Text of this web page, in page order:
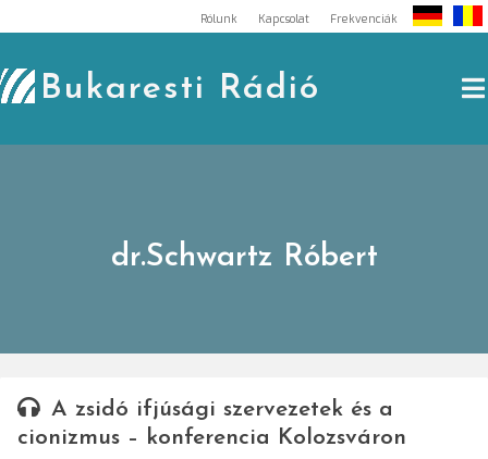
to
content
Rólunk Kapcsolat Frekvenciák
Bukaresti Rádió
dr.Schwartz Róbert
A zsidó ifjúsági szervezetek és a
cionizmus – konferencia Kolozsváron